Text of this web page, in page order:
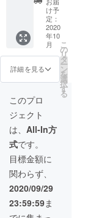
10月1日
～2021
年3月31
日とな
りま
す。 ・
後、返
品また
との交
換など
お断り
してお
りま
す。 ・
ご購入
者様以
外へ譲
渡され
てもご
利用い
天候に
より牡
蠣の水
揚げ量
が少な
くお届
ない場
合、店
ご連絡
させて
いただ
きま
す。
用時に
おける
注意事
項】 ※
送料込
（クー
ル便）
ます。
※お届け
希望日
（10月
降）、
時間帯
を備考
欄にご
記載願
いま
す。な
濃厚な
味が魅
力的な
地元産
の牡蠣
です。
焼きや
上がり
けま
す。ご
自宅で
のお食
事や
BBQな
どでぜ
ひどう
真はイ
願い申
し上げ
ます。
※他のお
客様の
ご予約
の都合
望日に
お席を
ご用意
出来な
い場合
もござ
いま
す。 ・
休業
日・休
業中の
店舗で
はご利
額面
1,000円
分を60
枚送ら
せてい
ただき
ます。
・お手
元に届
き次第
ご利用
いただ
けま
す。 ・
ご利用
の際
は、必
ず事前
にご予
約をお
願い申
し上げ
漁菜
SHION
』にて
ご利用
いただ
けるお
食事券
【120,0
00円
分】で
す。
20,000
円分お
得にお
食事い
ただけ
ます。
【ご利
用時に
おける
注意事
項】 ・
け予
定：
2020
年10
月
詳細を見る
こ
の
リ
タ
ー
ン
を
選
択
す
る
このプロ
ジェクト
は、 All-In方
式です。
目標金額に
関わらず、
2020/09/29
23:59:59ま